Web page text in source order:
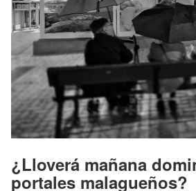
¿Lloverá mañana
portales malagueños?